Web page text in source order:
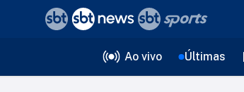
Ao vivo Últimas
voltar
Editorias